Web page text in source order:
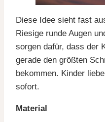
Diese Idee sieht fast
Riesige runde Augen
sorgen dafür, dass der
gerade den größten
bekommen. Kinder
sofort.
Material